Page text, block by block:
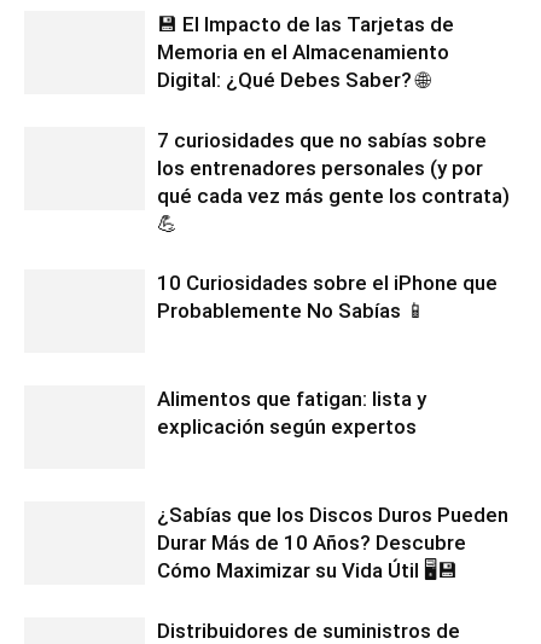
💾 El Impacto de las Tarjetas de
Memoria en el Almacenamiento
Digital: ¿Qué Debes Saber? 🌐
7 curiosidades que no sabías sobre
los entrenadores personales (y por
qué cada vez más gente los contrata)
💪
10 Curiosidades sobre el iPhone que
Probablemente No Sabías 📱
Alimentos que fatigan: lista y
explicación según expertos
¿Sabías que los Discos Duros Pueden
Durar Más de 10 Años? Descubre
Cómo Maximizar su Vida Útil 🖥️💾
Distribuidores de suministros de